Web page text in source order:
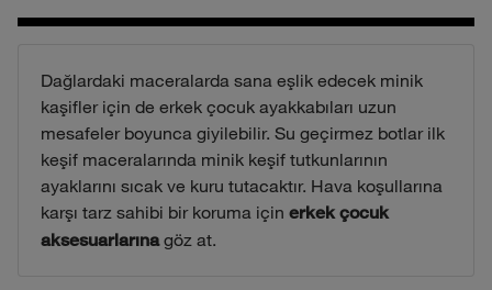
Dağlardaki maceralarda sana eşlik edecek minik
kaşifler için de erkek çocuk ayakkabıları uzun
mesafeler boyunca giyilebilir. Su geçirmez botlar ilk
keşif maceralarında minik keşif tutkunlarının
ayaklarını sıcak ve kuru tutacaktır. Hava koşullarına
karşı tarz sahibi bir koruma için erkek çocuk
aksesuarlarınagöz at.